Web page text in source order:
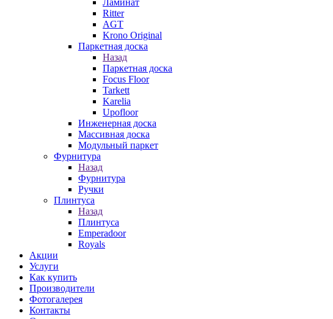
Ламинат
Ritter
AGT
Krono Original
Паркетная доска
Назад
Паркетная доска
Focus Floor
Tarkett
Karelia
Upofloor
Инженерная доска
Массивная доска
Модульный паркет
Фурнитура
Назад
Фурнитура
Ручки
Плинтуса
Назад
Плинтуса
Emperadoor
Royals
Акции
Услуги
Как купить
Производители
Фотогалерея
Контакты